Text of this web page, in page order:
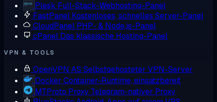
Plesk Full-Stack-Webhosting-Panel
FastPanel Kostenloses, schnelles Server-Panel
CloudPanel PHP- & Node.js-Panel
cPanel Das klassische Hosting-Panel
VPN & TOOLS
OpenVPN AS Selbstgehosteter VPN-Server
Docker Container-Runtime, einsatzbereit
MTProto Proxy Telegram-nativer Proxy